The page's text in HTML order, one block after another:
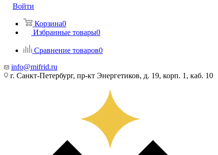
Войти
Корзина0
Избранные товары0
Сравнение товаров0
info@mifrid.ru
г. Санкт-Петербург, пр-кт Энергетиков, д. 19, корп. 1, каб. 10